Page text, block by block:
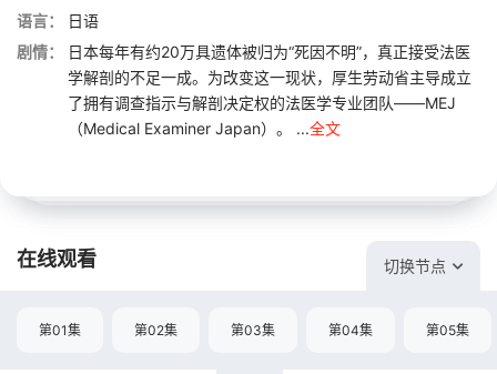
语言：
日语
剧情：
日本每年有约20万具遗体被归为“死因不明”，真正接受法医
学解剖的不足一成。为改变这一现状，厚生劳动省主导成立
了拥有调查指示与解剖决定权的法医学专业团队——MEJ
（Medical Examiner Japan）。 ...全文
在线观看 切换节点
第01集 第02集 第03集 第04集 第05集